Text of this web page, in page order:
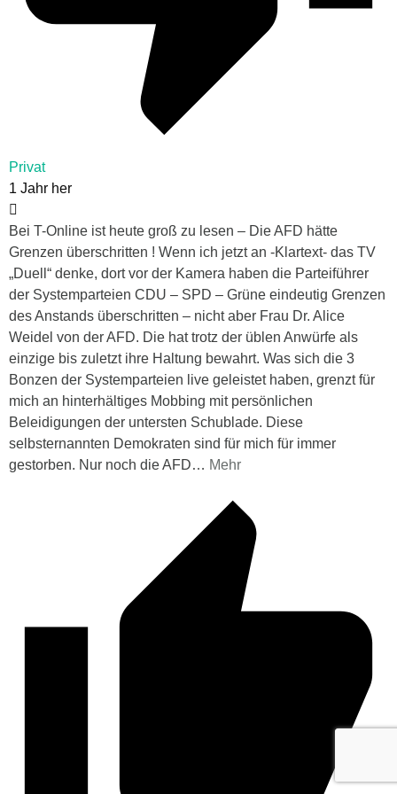
Privat
1 Jahr her
Bei T-Online ist heute groß zu lesen – Die AFD hätte
Grenzen überschritten ! Wenn ich jetzt an -Klartext- das TV
„Duell“ denke, dort vor der Kamera haben die Parteiführer
der Systemparteien CDU – SPD – Grüne eindeutig Grenzen
des Anstands überschritten – nicht aber Frau Dr. Alice
Weidel von der AFD. Die hat trotz der üblen Anwürfe als
einzige bis zuletzt ihre Haltung bewahrt. Was sich die 3
Bonzen der Systemparteien live geleistet haben, grenzt für
mich an hinterhältiges Mobbing mit persönlichen
Beleidigungen der untersten Schublade. Diese
selbsternannten Demokraten sind für mich für immer
gestorben. Nur noch die AFD… Mehr